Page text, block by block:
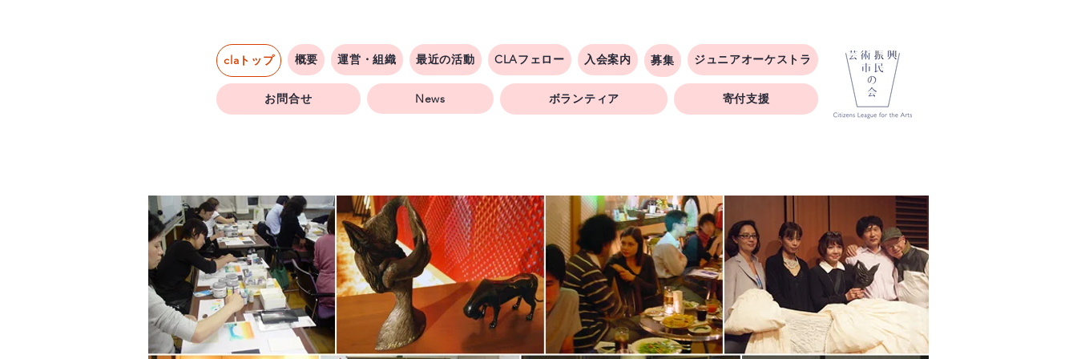
claトップ 概要 運営・組織 最近の活動 CLAフェロー 入会案内 募集 ジュニアオーケストラ
お問合せ News ボランティア 寄付支援